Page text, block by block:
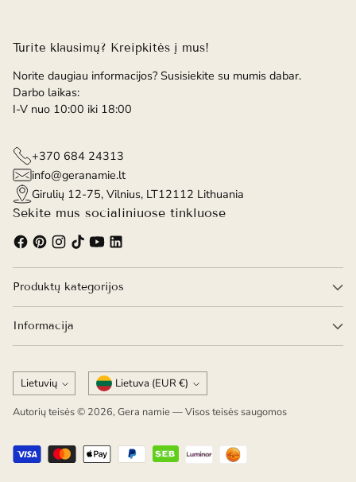
Turite klausimų? Kreipkitės į mus!
Norite daugiau informacijos? Susisiekite su mumis dabar.
Darbo laikas:
I-V nuo 10:00 iki 18:00
+370 684 24313
info@geranamie.lt
Girulių 12-75, Vilnius, LT12112 Lithuania
Sekite mus socialiniuose tinkluose
Produktų kategorijos
Informacija
Kalba
Lietuvių Valiuta
Lietuva (EUR €)
Autorių teisės © 2026, Gera namie— Visos teisės saugomos